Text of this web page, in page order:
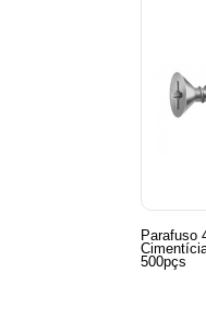
Parafuso
500pçs